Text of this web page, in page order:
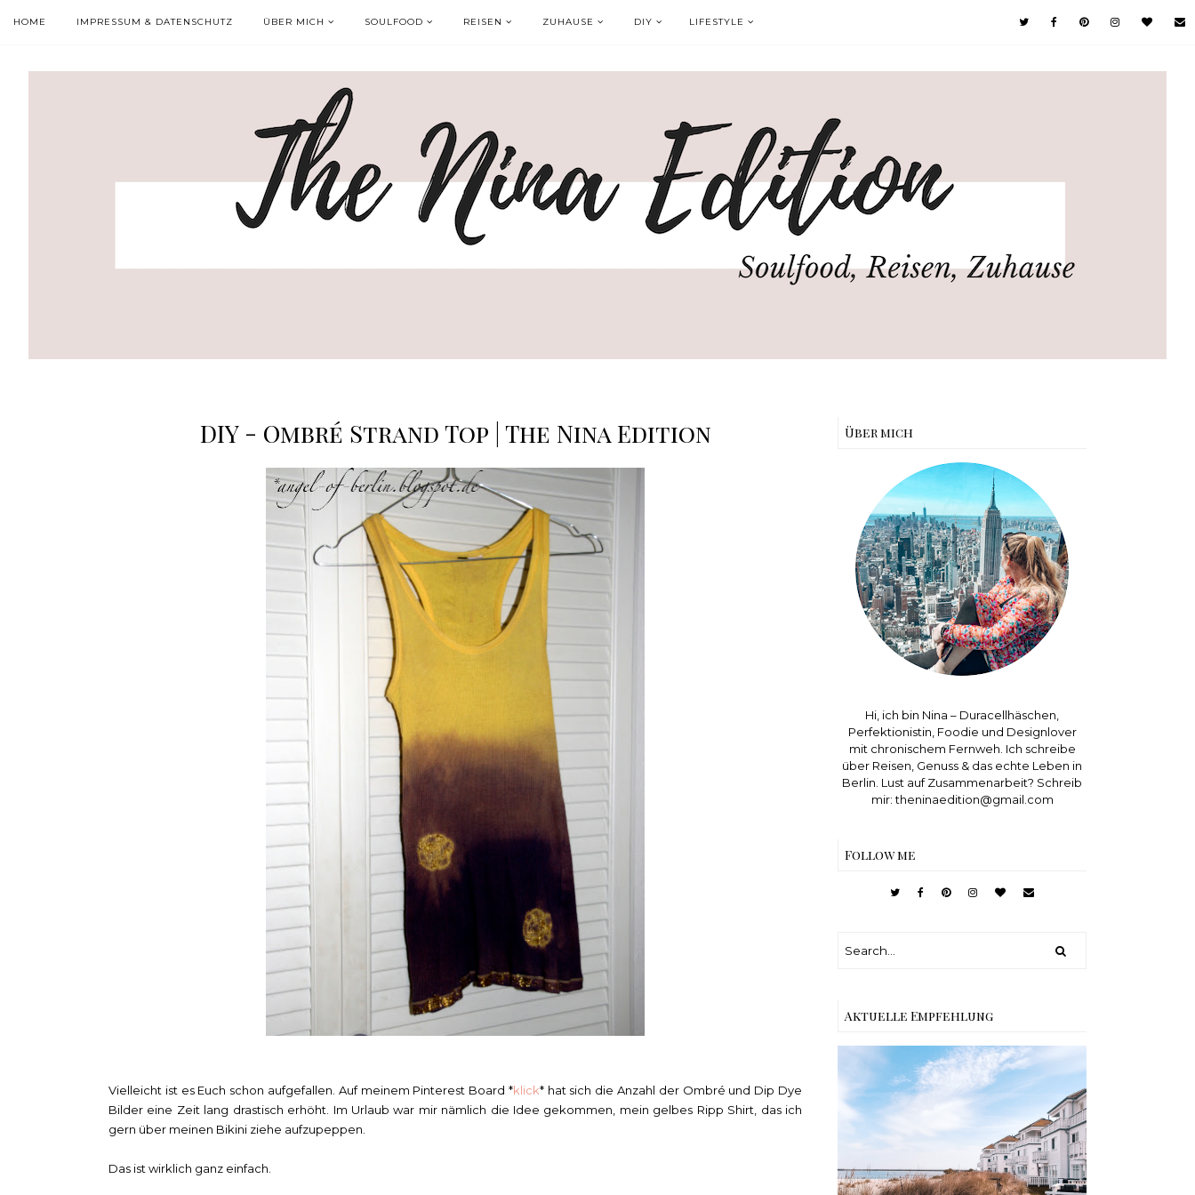
HOME IMPRESSUM & DATENSCHUTZ ÜBER MICH SOULFOOD REISEN ZUHAUSE DIY LIFESTYLE
DIY - Ombré Strand Top | The Nina Edition
Vielleicht ist es Euch schon aufgefallen. Auf meinem Pinterest Board *klick* hat sich die Anzahl der Ombré und Dip Dye
Bilder eine Zeit lang drastisch erhöht. Im Urlaub war mir nämlich die Idee gekommen, mein gelbes Ripp Shirt, das ich
gern über meinen Bikini ziehe aufzupeppen.
Das ist wirklich ganz einfach.
Über mich
Hi, ich bin Nina – Duracellhäschen,
Perfektionistin, Foodie und Designlover
mit chronischem Fernweh. Ich schreibe
über Reisen, Genuss & das echte Leben in
Berlin. Lust auf Zusammenarbeit? Schreib
mir: theninaedition@gmail.com
Follow me
Aktuelle Empfehlung
Reisen - Schleiregion